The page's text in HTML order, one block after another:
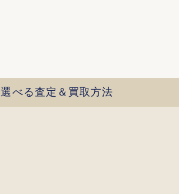
選べる査定＆買取方法